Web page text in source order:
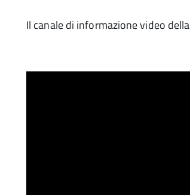
Il canale di informazione video della